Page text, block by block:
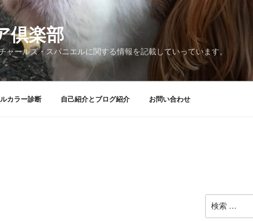
倶楽部
ャールズ・スパニエルに関する情報を記載していっています。
カラー診断 自己紹介とブログ紹介 お問い合わせ
索: